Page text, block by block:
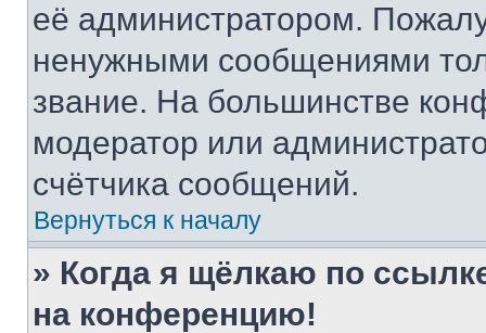
её администратором.
ненужными сообщениями
звание. На большинстве
модератор или
счётчика сообщений.
Вернуться к началу
» Когда я щёлкаю по
на конференцию!